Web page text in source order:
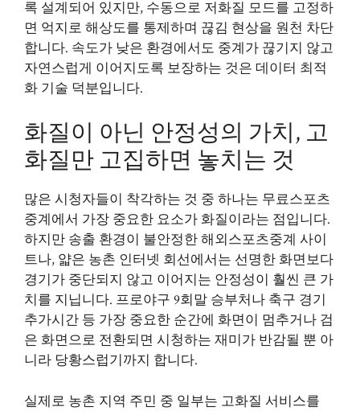
록 설계되어 있지만, 수동으로 저화질 모드를 고정하
면 억지로 해상도를 통제하며 끊김 현상을 원천 차단
합니다. 속도가 낮은 환경에서도 중계가 끊기지 않고
자연스럽게 이어지도록 보장하는 것은 데이터 최적
화 기술 덕분입니다.
화질이 아닌 안정성의 가치, 고
화질만 고집하면 놓치는 것
많은 시청자들이 착각하는 것 중 하나는 무료스포츠
중계에서 가장 중요한 요소가 화질이라는 점입니다.
하지만 송출 환경이 불안정한 해외스포츠중계 사이
트나, 얇은 농촌 인터넷 회선에서는 선명한 화면보다
경기가 중단되지 않고 이어지는 안정성이 훨씬 큰 가
치를 지닙니다. 프로야구 9회말 승부처나 축구 경기
추가시간 등 가장 중요한 순간에 화면이 멈추거나 검
은 화면으로 전환되면 시청하는 재미가 반감될 뿐 아
니라 당황스럽기까지 합니다.
실제로 농촌 지역 주민 중 일부는 고화질 서비스를